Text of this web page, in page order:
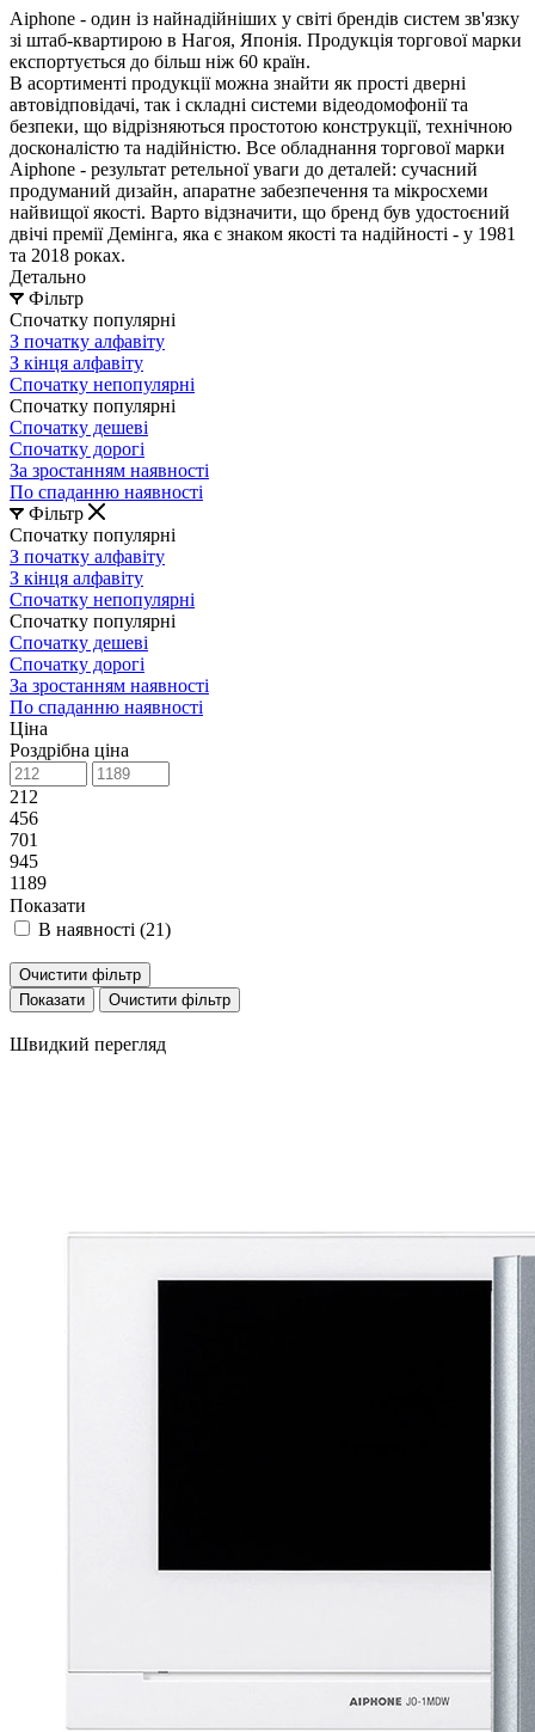
Aiphone - один із найнадійніших у світі брендів систем зв'язку
зі штаб-квартирою в Нагоя, Японія. Продукція торгової марки
експортується до більш ніж 60 країн.
В асортименті продукції можна знайти як прості дверні
автовідповідачі, так і складні системи відеодомофонії та
безпеки, що відрізняються простотою конструкції, технічною
досконалістю та надійністю. Все обладнання торгової марки
Aiphone - результат ретельної уваги до деталей: сучасний
продуманий дизайн, апаратне забезпечення та мікросхеми
найвищої якості. Варто відзначити, що бренд був удостоєний
двічі премії Демінга, яка є знаком якості та надійності - у 1981
та 2018 роках.
Детально
Фільтр
Спочатку популярні
З початку алфавіту
З кінця алфавіту
Спочатку непопулярні
Спочатку популярні
Спочатку дешеві
Спочатку дорогі
За зростанням наявності
По спаданню наявності
Фільтр
Спочатку популярні
З початку алфавіту
З кінця алфавіту
Спочатку непопулярні
Спочатку популярні
Спочатку дешеві
Спочатку дорогі
За зростанням наявності
По спаданню наявності
Ціна
Роздрібна ціна
212
456
701
945
1189
Показати
В наявності (21)
Очистити фільтр
Очистити фільтр
Швидкий перегляд